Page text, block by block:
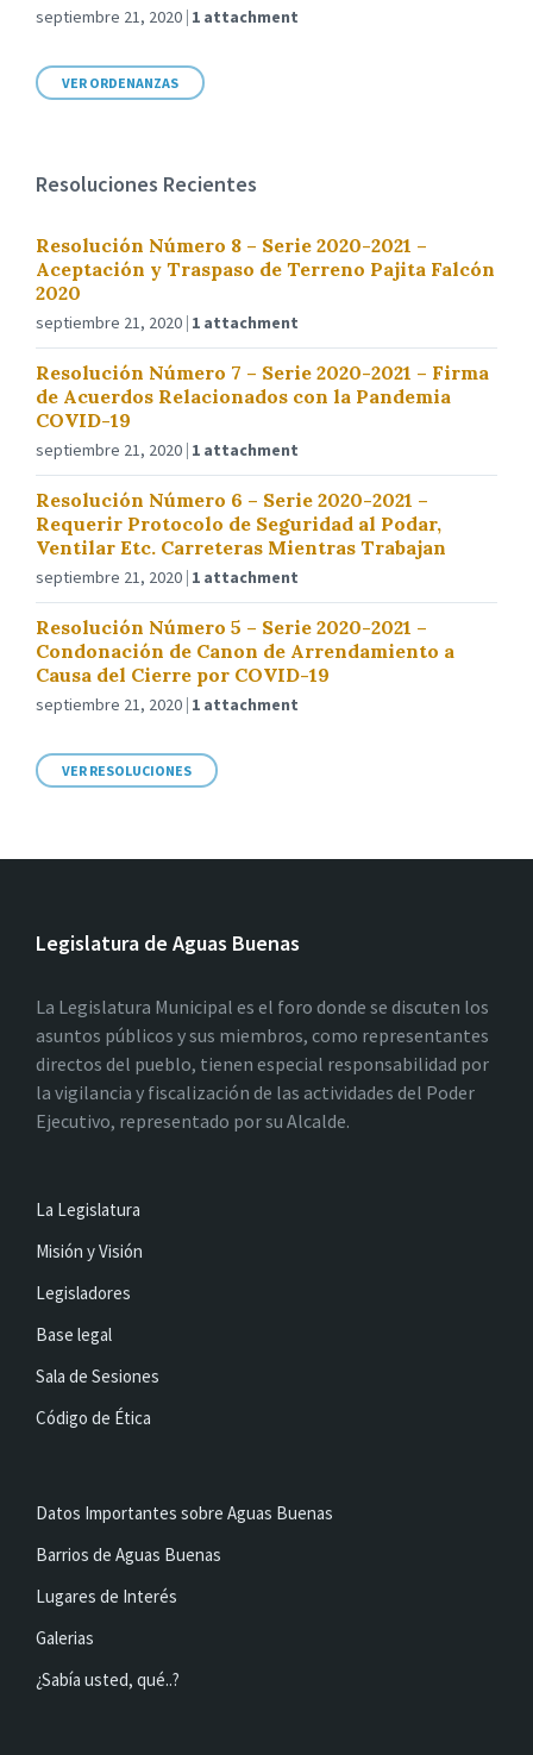
septiembre 21, 2020 1 attachment
VER ORDENANZAS
Resoluciones Recientes
Resolución Número 8 – Serie 2020-2021 –
Aceptación y Traspaso de Terreno Pajita Falcón
2020
septiembre 21, 2020 1 attachment
Resolución Número 7 – Serie 2020-2021 – Firma
de Acuerdos Relacionados con la Pandemia
COVID-19
septiembre 21, 2020 1 attachment
Resolución Número 6 – Serie 2020-2021 –
Requerir Protocolo de Seguridad al Podar,
Ventilar Etc. Carreteras Mientras Trabajan
septiembre 21, 2020 1 attachment
Resolución Número 5 – Serie 2020-2021 –
Condonación de Canon de Arrendamiento a
Causa del Cierre por COVID-19
septiembre 21, 2020 1 attachment
VER RESOLUCIONES
Legislatura de Aguas Buenas
La Legislatura Municipal es el foro donde se discuten los
asuntos públicos y sus miembros, como representantes
directos del pueblo, tienen especial responsabilidad por
la vigilancia y fiscalización de las actividades del Poder
Ejecutivo, representado por su Alcalde.
La Legislatura
Misión y Visión
Legisladores
Base legal
Sala de Sesiones
Código de Ética
Datos Importantes sobre Aguas Buenas
Barrios de Aguas Buenas
Lugares de Interés
Galerias
¿Sabía usted, qué..?